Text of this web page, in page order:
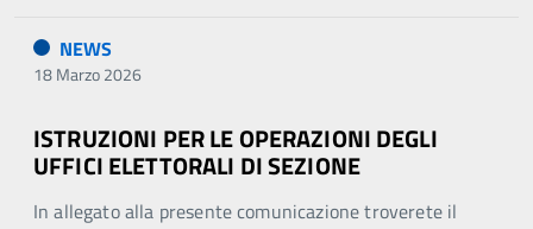
NEWS
18 Marzo 2026
ISTRUZIONI PER LE OPERAZIONI DEGLI
UFFICI ELETTORALI DI SEZIONE
In allegato alla presente comunicazione troverete il